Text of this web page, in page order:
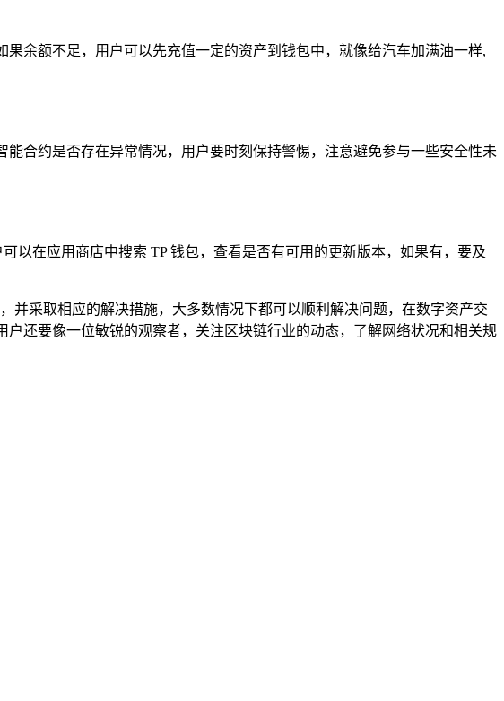
余额不足，用户可以先充值一定的资产到钱包中，就像给汽车加满油一样,
合约是否存在异常情况，用户要时刻保持警惕，注意避免参与一些安全性未
以在应用商店中搜索 TP 钱包，查看是否有可用的更新版本，如果有，要及
并采取相应的解决措施，大多数情况下都可以顺利解决问题，在数字资产交
还要像一位敏锐的观察者，关注区块链行业的动态，了解网络状况和相关规